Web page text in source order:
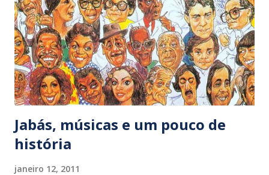
vestindo terno criado pelo estilista Ocimar Versolato – o
artista surgido no início dos anos 70, como vocalista do
marcante e efêmero trio ‘Secos e Molhados’, põe em
prática todo o seu jogo envolvente ao interpretar canções
recorrentes em seu repertório como ‘Segredo’ (Herivelto
Martins/ Marino Pinto) e ‘Da cor do pecado’ (Bororó)...
Jabás, músicas e um pouco de
história
janeiro 12, 2011